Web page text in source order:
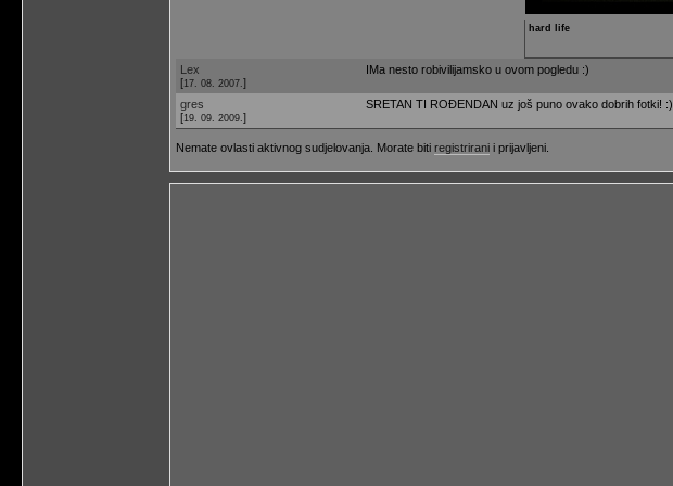
hard life
Lex
[17. 08. 2007. ]
IMa nesto robivilijamsko u ovom pogledu :)
gres
[19. 09. 2009. ]
SRETAN TI ROĐENDAN uz još puno ovako dobrih fotki! :)
Nemate ovlasti aktivnog sudjelovanja. Morate biti registrirani i prijavljeni.